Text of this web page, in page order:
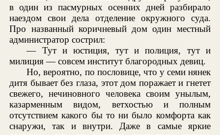
в один из пасмурных осенних дней разбирало
наездом свои дела отделение окружного суда.
Про названный коричневый дом один местный
администратор сострил:
— Тут и юстиция, тут и полиция, тут и
милиция — совсем институт благородных девиц.
Но, вероятно, по пословице, что у семи нянек
дитя бывает без глаза, этот дом поражает и гнетет
свежего, нечиновного человека своим унылым,
казарменным видом, ветхостью и полным
отсутствием какого бы то ни было комфорта как
снаружи, так и внутри. Даже в самые яркие